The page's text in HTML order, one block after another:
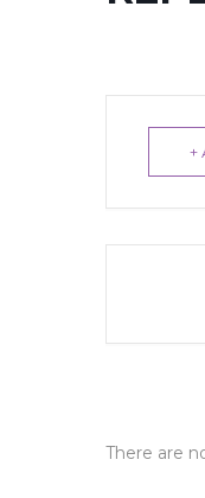
+
There are